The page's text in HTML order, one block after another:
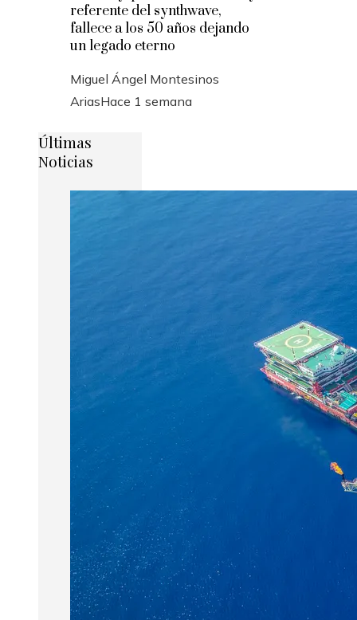
referente del synthwave,
fallece a los 50 años dejando
un legado eterno
Miguel Ángel Montesinos
AriasHace 1 semana
Últimas
Noticias